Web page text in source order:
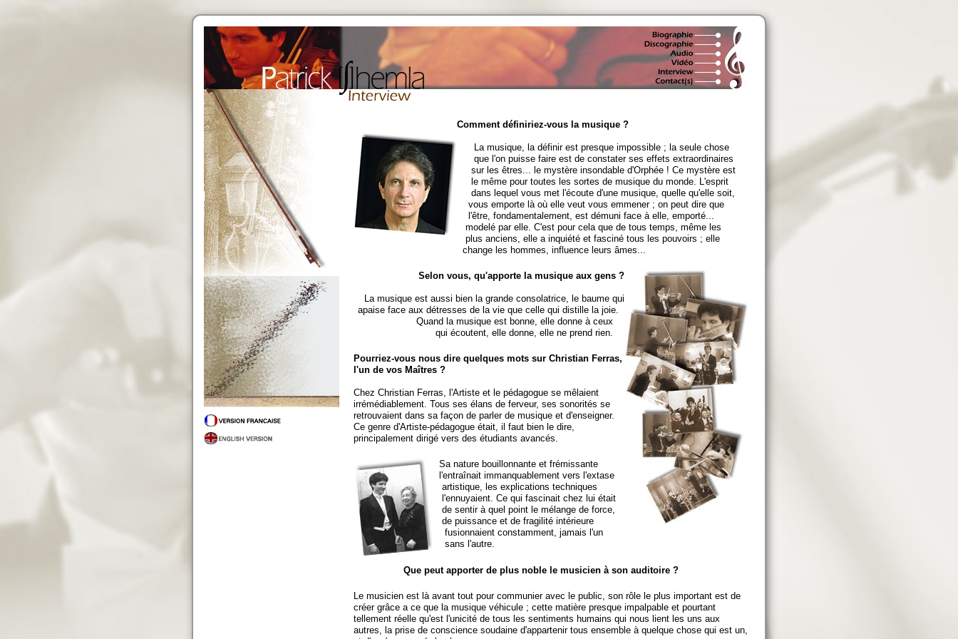
Comment définiriez-vous la musique ?
La musique, la définir est presque impossible ; la seule chose
que l'on puisse faire est de constater ses effets extraordinaires
sur les êtres... le mystère insondable d'Orphée ! Ce mystère est
le même pour toutes les sortes de musique du monde. L'esprit
dans lequel vous met l'écoute d'une musique, quelle qu'elle soit,
vous emporte là où elle veut vous emmener ; on peut dire que
l'être, fondamentalement, est démuni face à elle, emporté...
modelé par elle. C'est pour cela que de tous temps, même les
plus anciens, elle a inquiété et fasciné tous les pouvoirs ; elle
change les hommes, influence leurs âmes...
Selon vous, qu'apporte la musique aux gens ?
La musique est aussi bien la grande consolatrice, le baume qui
apaise face aux détresses de la vie que celle qui distille la joie.
Quand la musique est bonne, elle donne à ceux
qui écoutent, elle donne, elle ne prend rien.
Pourriez-vous nous dire quelques mots sur Christian Ferras,
l'un de vos Maîtres ?
Chez Christian Ferras, l'Artiste et le pédagogue se mêlaient
irrémédiablement. Tous ses élans de ferveur, ses sonorités se
retrouvaient dans sa façon de parler de musique et d'enseigner.
Ce genre d'Artiste-pédagogue était, il faut bien le dire,
principalement dirigé vers des étudiants avancés.
Sa nature bouillonnante et frémissante
l'entraînait immanquablement vers l'extase
artistique, les explications techniques
l'ennuyaient. Ce qui fascinait chez lui était
de sentir à quel point le mélange de force,
de puissance et de fragilité intérieure
fusionnaient constamment, jamais l'un
sans l'autre.
Que peut apporter de plus noble le musicien à son auditoire ?
Le musicien est là avant tout pour communier avec le public, son rôle le plus important est de
créer grâce a ce que la musique véhicule ; cette matière presque impalpable et pourtant
tellement réelle qu'est l'unicité de tous les sentiments humains qui nous lient les uns aux
autres, la prise de conscience soudaine d'appartenir tous ensemble à quelque chose qui est un,